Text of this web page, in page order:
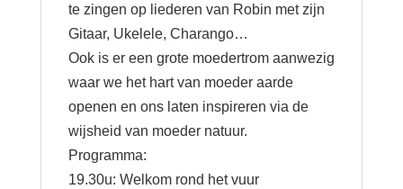
te zingen op liederen van Robin met zijn
Gitaar, Ukelele, Charango…
Ook is er een grote moedertrom aanwezig
waar we het hart van moeder aarde
openen en ons laten inspireren via de
wijsheid van moeder natuur.
Programma:
19.30u: Welkom rond het vuur